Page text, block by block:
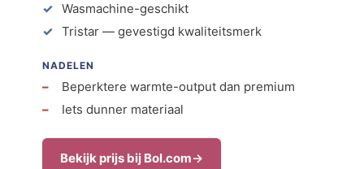
Wasmachine-geschikt
Tristar — gevestigd kwaliteitsmerk
NADELEN
Beperktere warmte-output dan premium
Iets dunner materiaal
Bekijk prijs bij Bol.com